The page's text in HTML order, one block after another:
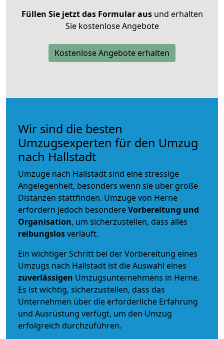
Füllen Sie jetzt das Formular ausund erhalten
Sie kostenlose Angebote
Kostenlose Angebote erhalten
Wir sind die besten
Umzugsexperten für den Umzug
nach Hallstadt
Umzüge nach Hallstadt sind eine stressige
Angelegenheit, besonders wenn sie über große
Distanzen stattfinden. Umzüge von Herne
erfordern jedoch besondereVorbereitung und
Organisation, um sicherzustellen, dass alles
reibungslosverläuft.
Ein wichtiger Schritt bei der Vorbereitung eines
Umzugs nach Hallstadt ist die Auswahl eines
zuverlässigen Umzugsunternehmens in Herne.
Es ist wichtig, sicherzustellen, dass das
Unternehmen über die erforderliche Erfahrung
und Ausrüstung verfügt, um den Umzug
erfolgreich durchzuführen.